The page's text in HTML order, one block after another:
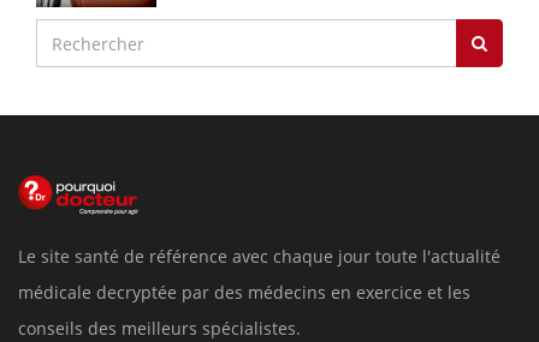
Le site santé de référence avec chaque jour toute l'actualité
médicale decryptée par des médecins en exercice et les
conseils des meilleurs spécialistes.